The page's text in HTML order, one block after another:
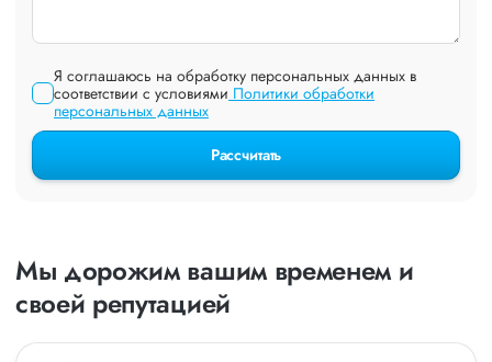
Я соглашаюсь на обработку персональных данных в
соответствии с условиями Политики обработки
персональных данных
Рассчитать
Мы дорожим вашим временем и
своей репутацией